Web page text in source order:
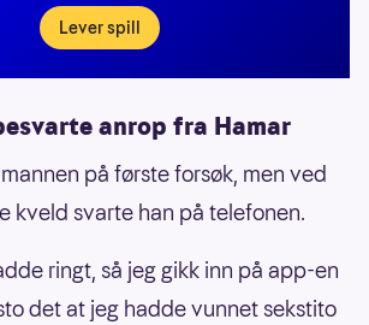
Lever spill
anrop fra Hamar
på første forsøk, men ved
kveld svarte han på telefonen.
ringt, så jeg gikk inn på app-en
det at jeg hadde vunnet sekstito